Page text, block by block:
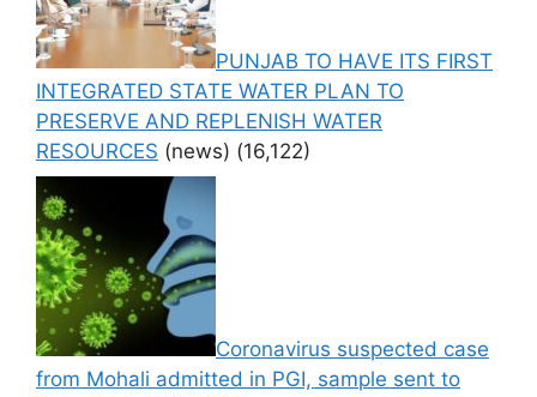
PUNJAB TO HAVE ITS FIRST
INTEGRATED STATE WATER PLAN TO
PRESERVE AND REPLENISH WATER
RESOURCES (news) (16,122)
Coronavirus suspected case
from Mohali admitted in PGI, sample sent to